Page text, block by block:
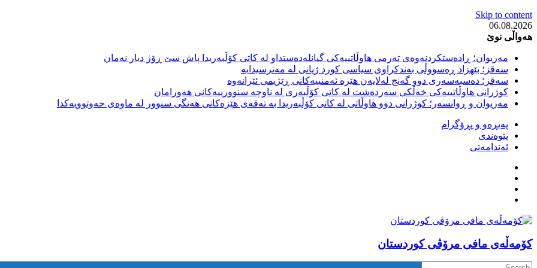
Skip to content
06.08.2026
هەواڵی نوێ
مەریوان؛ ڕادەستکردنەوەی تەرمی هاوڵاتییەکی گیانلەدەستداو لە کاتی کۆڵبەریدا پاش سێ ڕۆژ دیار نەمان
سەقز؛ بێهزاد ڕەسووڵی بەندکراوی سیاسی کورد ژیانی لە مەترسیدایە
سەقز؛ دەسبەسەری دوو گەنج لەلایەن هێزە ئەمنییەکانی ڕێژیمی ئێرانەوە
کوژرانی هاوڵاتییەکی خەڵکی سەردەشت لە کاتی کۆڵبەری لە ناوچە سنوورییەکانی هەورامان
مەریوان و ڕوانسەر؛ کوژرانی دوو هاوڵاتی لە کاتی کۆڵبەریدا بە تەقەی هێزەکانی هەنگی سنوور لە ماوەی حەوتوویەکدا
پەیڕەو و پڕۆگرام
پێوەندی
ئەندامەتی
كۆمه‌ڵه‌ی مافی مرۆڤی کوردستان